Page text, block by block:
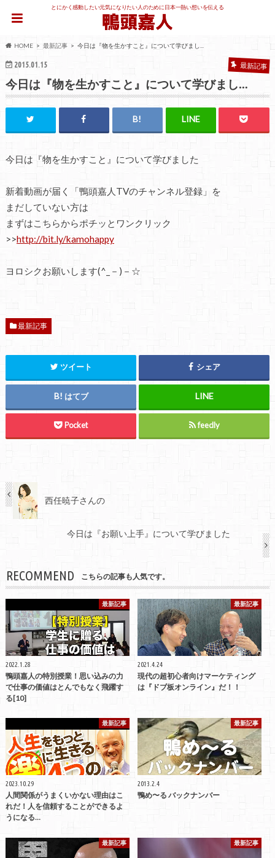
とにかく感動したい元気になりたい人のために日本一熱い想いを伝える
HOME 最新記事 今日は『物を生かすこと』について学びまし...
2015.01.15 最新記事
今日は『物を生かすこと』について学びまし…
今日は『物を生かすこと』について学びました
新着動画が届く「鴨頭嘉人TVのチャンネル登録」を
まだしていない方は
まずはこちらからポチッとワンクリック
>>http://bit.ly/kamohappy
ヨロシクお願いします(^_－)－☆
最新記事
ツイート シェア
はてブ
Pocket feedly
西任暁子さんの
今日は『お願い上手』について学びました
RECOMMEND こちらの記事も人気です。
最新記事
2022.1.28
鴨頭嘉人の特別授業！思い込みの力
で仕事の価値はとんでもなく飛躍す
る[10]
最新記事
2021.4.24
現代の超初心者向けマーケティング
は『ドブ板オンライン』だ！！
最新記事
2023.10.29
人間関係がうまくいかない理由はこ
れだ！人を信頼することができるよ
うになる…
最新記事
2013.2.4
鴨め〜る バックナンバー
最新記事 最新記事